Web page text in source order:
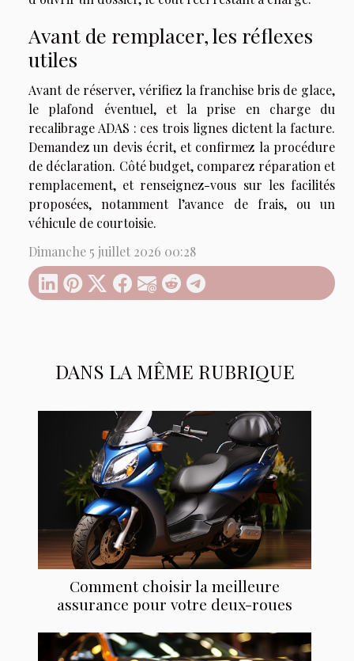
DANS LA MÊME RUBRIQUE
Comment choisir la meilleure
assurance pour votre deux-roues
Avant de remplacer, les réflexes
utiles
Avant de réserver, vérifiez la franchise bris de glace,
le plafond éventuel, et la prise en charge du
recalibrage ADAS : ces trois lignes dictent la facture.
Demandez un devis écrit, et confirmez la procédure
de déclaration. Côté budget, comparez réparation et
remplacement, et renseignez-vous sur les facilités
proposées, notamment l’avance de frais, ou un
véhicule de courtoisie.
Dimanche 5 juillet 2026 00:28